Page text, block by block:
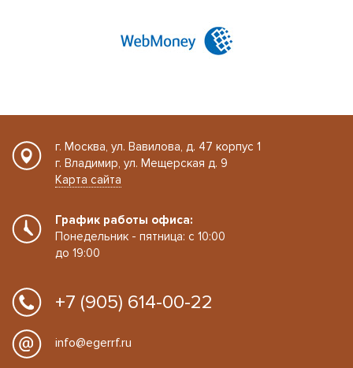
г. Москва, ул. Вавилова, д. 47 корпус 1
г. Владимир, ул. Мещерская д. 9
Карта сайта
График работы офиса:
Понедельник - пятница: с 10:00
до 19:00
+7 (905) 614-00-22
info@egerrf.ru